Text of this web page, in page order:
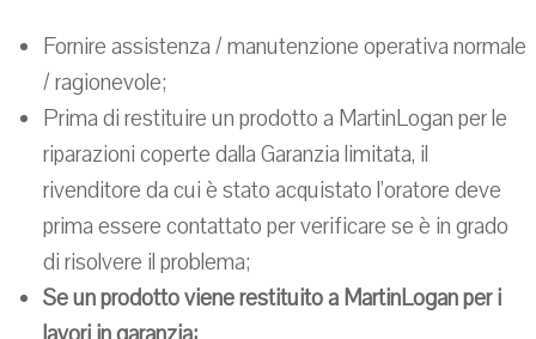
Fornire assistenza / manutenzione operativa normale
/ ragionevole;
Prima di restituire un prodotto a MartinLogan per le
riparazioni coperte dalla Garanzia limitata, il
rivenditore da cui è stato acquistato l'oratore deve
prima essere contattato per verificare se è in grado
di risolvere il problema;
Se un prodotto viene restituito a MartinLogan per i